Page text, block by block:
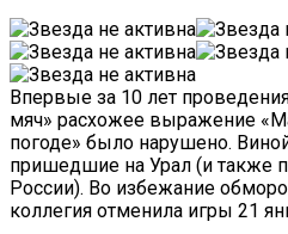
Впервые за 10 лет
мяч» расхожее выражение
погоде» было нарушено.
пришедшие на Урал (и также
России). Во избежание
коллегия отменила игры 21